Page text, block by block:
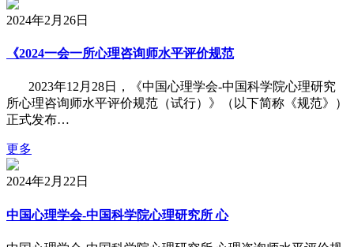
2024年2月26日
《2024一会一所心理咨询师水平评价规范
2023年12月28日，《中国心理学会-中国科学院心理研究
所心理咨询师水平评价规范（试行）》（以下简称《规范》）
正式发布…
更多
2024年2月22日
中国心理学会-中国科学院心理研究所 心